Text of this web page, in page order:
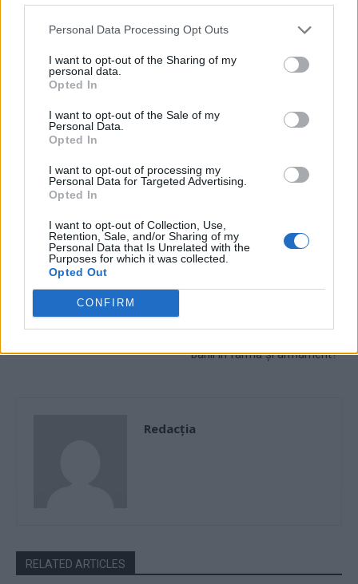
Personal Data Processing Opt Outs
I want to opt-out of the Sharing of my
personal data.
Opted In
I want to opt-out of the Sale of my
Personal Data.
Opted In
I want to opt-out of processing my
Personal Data for Targeted Advertising.
Opted In
I want to opt-out of Collection, Use,
Retention, Sale, and/or Sharing of my
Personal Data that Is Unrelated with the
Purposes for which it was collected.
Opted Out
CONFIRM
diana șoșoacă
Articolul precedent
L-au scăpat pe impostor!
Dosarul privind certificatul de
revoluționar al lui Ciolacu a
fost clasat pentru că „fapta
nu e prevăzută de legea
penală”
Liberală din anturajul lui Rareș
Bogdan, atacuri violente la UE
delirantă. „De ce nu mai sunt
banii în farma și armament?”
Redacţia
RELATED ARTICLES